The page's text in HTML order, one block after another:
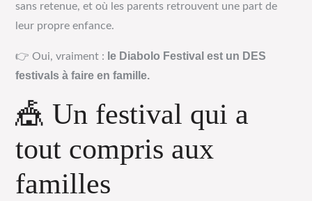
sans retenue, et où les parents retrouvent une part de
leur propre enfance.
👉 Oui, vraiment : le Diabolo Festival est un DES
festivals à faire en famille.
🎪 Un festival qui a
tout compris aux
familles